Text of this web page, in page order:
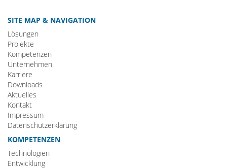
SITE MAP & NAVIGATION
Lösungen
Projekte
Kompetenzen
Unternehmen
Karriere
Downloads
Aktuelles
Kontakt
Impressum
Datenschutzerklärung
KOMPETENZEN
Technologien
Entwicklung